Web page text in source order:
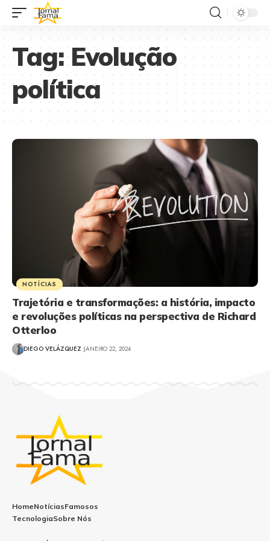
Tag:Evolução
política
NOTÍCIAS
Trajetória e transformações: a história, impacto
e revoluções políticas na perspectiva de Richard
Otterloo
DIEGO VELÁZQUEZ JANEIRO 22, 2024
HomeNotíciasFamosos
TecnologiaSobre Nós